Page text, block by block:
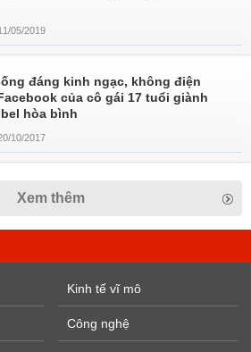
05/2019
đáng kinh ngạc, không điện
của cô gái 17 tuổi giành
hòa bình
10/2017
Xem thêm
Kinh tế vĩ mô
Công nghệ